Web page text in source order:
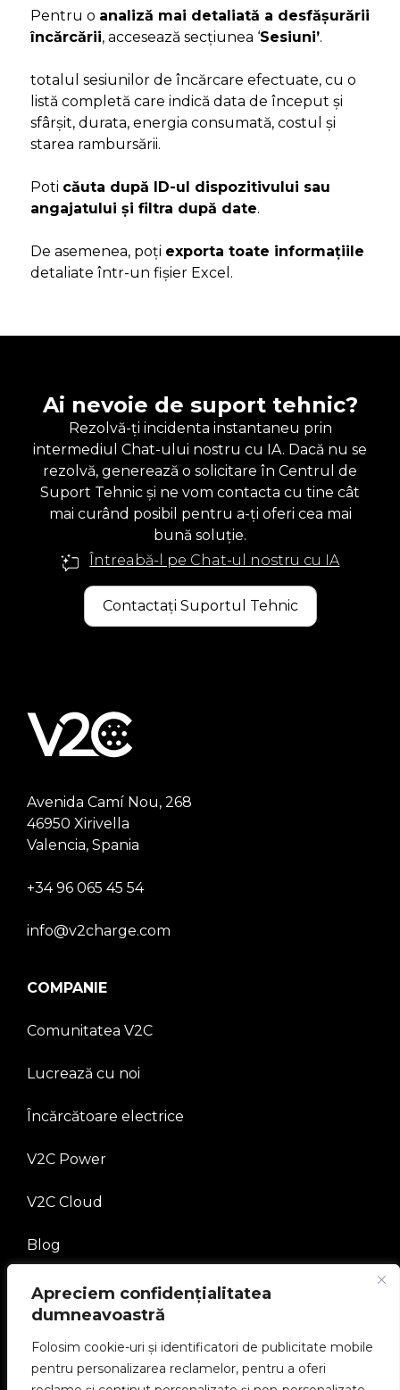
Apreciem confidențialitatea
dumneavoastră
Folosim cookie-uri și identificatori de publicitate mobile
pentru personalizarea reclamelor, pentru a oferi
Pentru o analiză mai detaliată a desfășurării
încărcării, accesează secțiunea ‘Sesiuni’.
totalul sesiunilor de încărcare efectuate, cu o
listă completă care indică data de început și
sfârșit, durata, energia consumată, costul și
starea rambursării.
Poti căuta după ID-ul dispozitivului sau
angajatului și filtra după date.
De asemenea, poți exporta toate informațiile
detaliate într-un fișier Excel.
Ai nevoie de suport tehnic?
Rezolvă-ți incidenta instantaneu prin
intermediul Chat-ului nostru cu IA. Dacă nu se
rezolvă, generează o solicitare în Centrul de
Suport Tehnic și ne vom contacta cu tine cât
mai curând posibil pentru a-ți oferi cea mai
bună soluție.
Întreabă-l pe Chat-ul nostru cu IA
Contactați Suportul Tehnic
Avenida Camí Nou, 268
46950 Xirivella
Valencia, Spania
+34 96 065 45 54
info@v2charge.com
COMPANIE
Comunitatea V2C
Lucrează cu noi
Încărcătoare electrice
V2C Power
V2C Cloud
Blog
JURIDIC
Politica de confidențialitate